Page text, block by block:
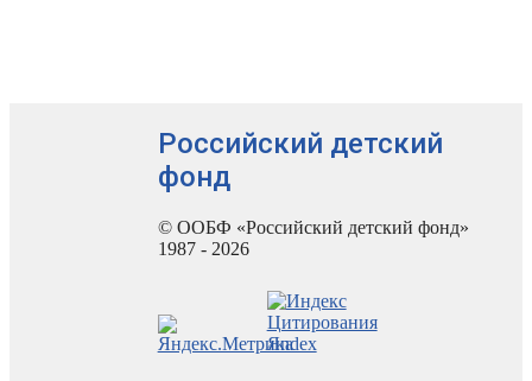
Российский детский
фонд
© ООБФ «Российский детский фонд»
1987 - 2026